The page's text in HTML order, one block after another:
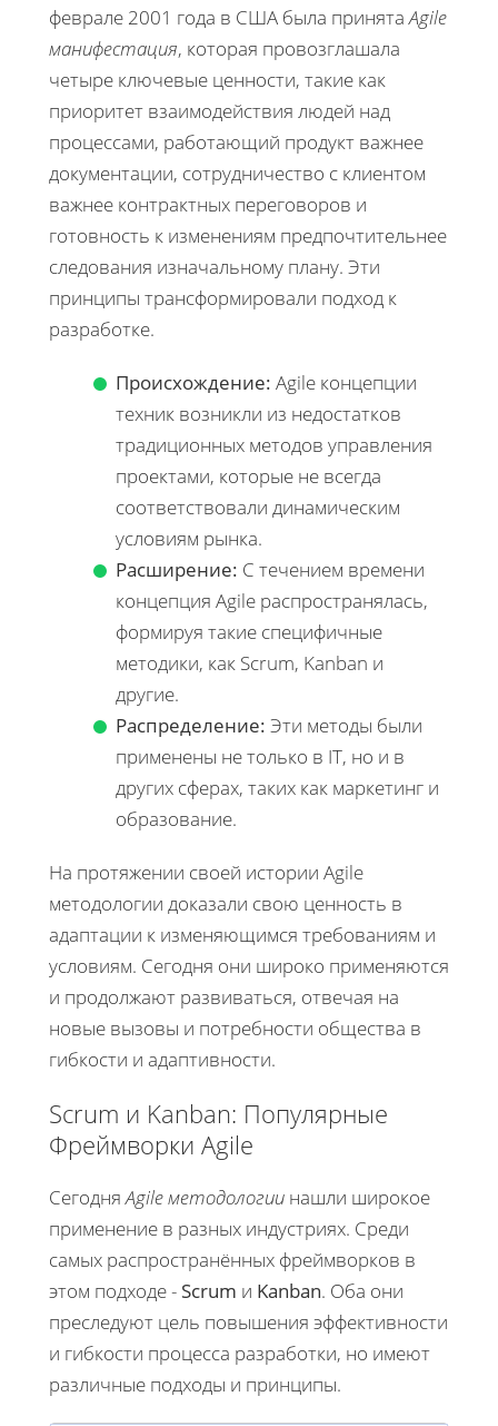
феврале 2001 года в США была принятаAgile
манифестация, которая провозглашала
четыре ключевые ценности, такие как
приоритет взаимодействия людей над
процессами, работающий продукт важнее
документации, сотрудничество с клиентом
важнее контрактных переговоров и
готовность к изменениям предпочтительнее
следования изначальному плану. Эти
принципы трансформировали подход к
разработке.
Происхождение: Agile концепции
техник возникли из недостатков
традиционных методов управления
проектами, которые не всегда
соответствовали динамическим
условиям рынка.
Расширение: С течением времени
концепция Agile распространялась,
формируя такие специфичные
методики, как Scrum, Kanban и
другие.
Распределение: Эти методы были
применены не только в IT, но и в
других сферах, таких как маркетинг и
образование.
На протяжении своей истории Agile
методологии доказали свою ценность в
адаптации к изменяющимся требованиям и
условиям. Сегодня они широко применяются
и продолжают развиваться, отвечая на
новые вызовы и потребности общества в
гибкости и адаптивности.
Scrum и Kanban: Популярные
Фреймворки Agile
СегодняAgile методологии нашли широкое
применение в разных индустриях. Среди
самых распространённых фреймворков в
этом подходе - Scrum и Kanban. Оба они
преследуют цель повышения эффективности
и гибкости процесса разработки, но имеют
различные подходы и принципы.